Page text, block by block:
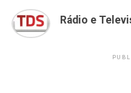
Rádio e